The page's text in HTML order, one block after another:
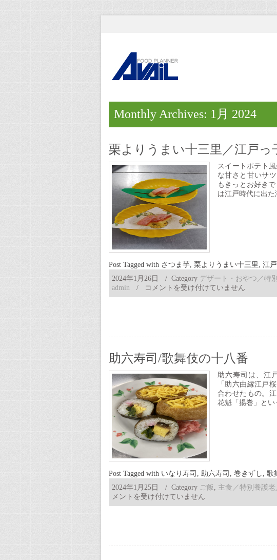
Monthly Archives: 1月 2024
栗よりうまい十三里／江戸っ
スイートポテト
な甘さと甘いサ
もきっとお好き
は江戸時代に出
Post Tagged with さつま芋, 栗よりうまい十三里 , 江
2024年1月26日
/ Category デザート・おやつ／特
admin
/
栗
よ
三
里
／
江
戸
っ
子
の
粋
な
言
遊
び
コメントを受け付けていません
助六寿司/歌舞伎の十八番
助六寿司は、江
「助六由縁江戸
合わせたもの。
花魁「揚巻」と
Post Tagged with いなり寿司 , 助六寿司 , 巻きずし , 歌
2024年1月25日
/ Category ご飯 , 主食／特別養護
メントを受け付けていません